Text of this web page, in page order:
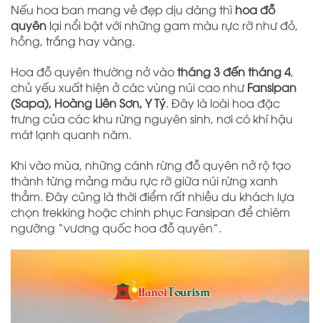
Nếu hoa ban mang vẻ đẹp dịu dàng thì hoa đỗ
quyên lại nổi bật với những gam màu rực rỡ như đỏ,
hồng, trắng hay vàng.
Hoa đỗ quyên thường nở vàotháng 3 đến tháng 4,
chủ yếu xuất hiện ở các vùng núi cao như Fansipan
(Sapa), Hoàng Liên Sơn, Y Tý. Đây là loài hoa đặc
trưng của các khu rừng nguyên sinh, nơi có khí hậu
mát lạnh quanh năm.
Khi vào mùa, những cánh rừng đỗ quyên nở rộ tạo
thành từng mảng màu rực rỡ giữa núi rừng xanh
thẳm. Đây cũng là thời điểm rất nhiều du khách lựa
chọn trekking hoặc chinh phục Fansipan để chiêm
ngưỡng “vương quốc hoa đỗ quyên”.